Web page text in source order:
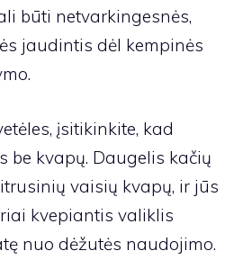
būti netvarkingesnės,
jaudintis dėl kempinės
įsitikinkite, kad
be kvapų. Daugelis kačių
vaisių kvapų, ir jūs
kvepiantis valiklis
nuo dėžutės naudojimo.